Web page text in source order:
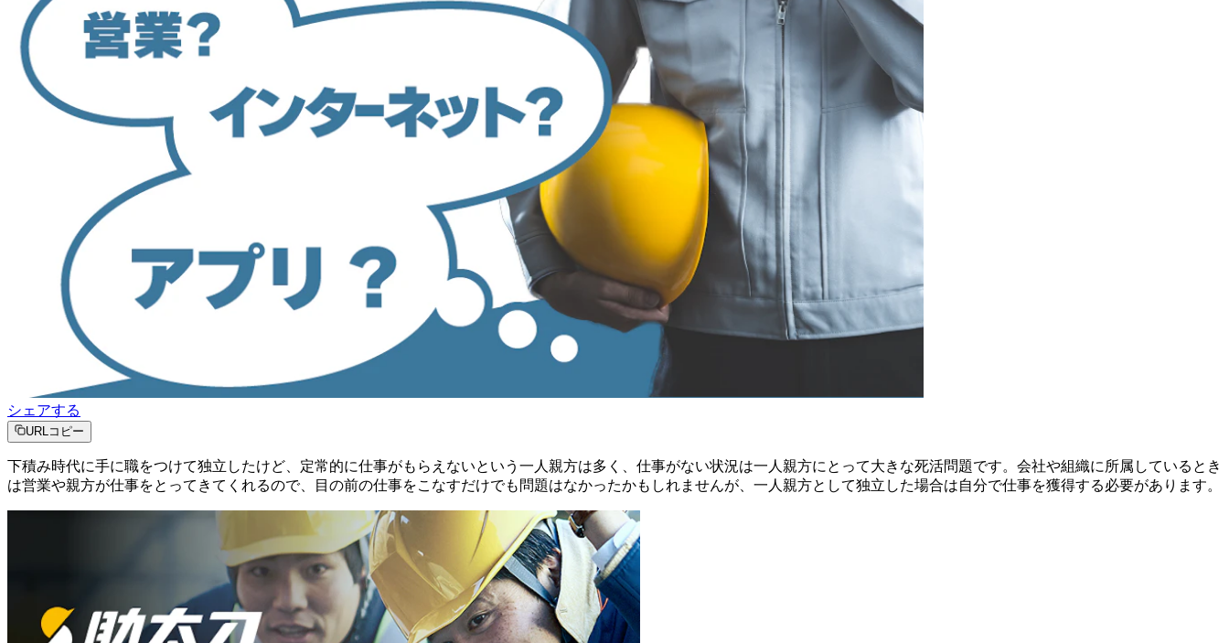
シェアする
URLコピー
下積み時代に手に職をつけて独立したけど、定常的に仕事がもらえないという一人親方は多く、仕事がない状況は一人親方にとって大きな死活問題です。会社や組織に所属しているとき
は営業や親方が仕事をとってきてくれるので、目の前の仕事をこなすだけでも問題はなかったかもしれませんが、一人親方として独立した場合は自分で仕事を獲得する必要があります。